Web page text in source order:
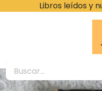
Libros leídos y